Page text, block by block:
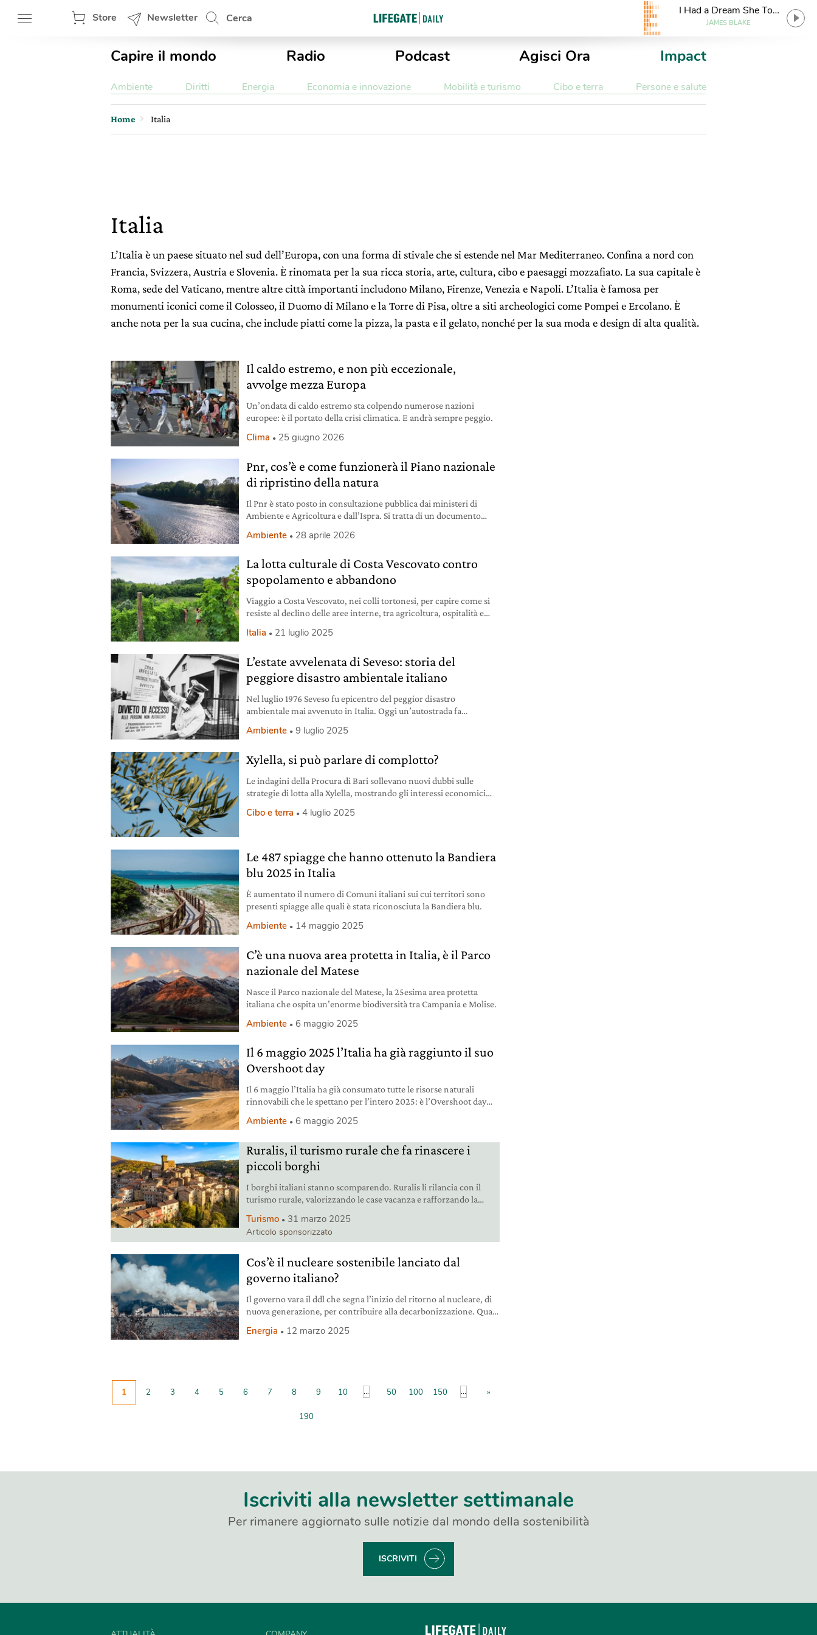
Store Newsletter Cerca
I Had a Dream She Took
My Hand
JAMES BLAKE
Capire il mondo Radio Podcast Agisci Ora Impact
Ambiente Diritti Energia Economia e innovazione Mobilità e turismo Cibo e terra Persone e salute
Home Italia
Italia
L’Italia è un paese situato nel sud dell’Europa, con una forma di stivale che si estende nel Mar Mediterraneo. Confina a nord con
Francia, Svizzera, Austria e Slovenia. È rinomata per la sua ricca storia, arte, cultura, cibo e paesaggi mozzafiato. La sua capitale è
Roma, sede del Vaticano, mentre altre città importanti includono Milano, Firenze, Venezia e Napoli. L’Italia è famosa per
monumenti iconici come il Colosseo, il Duomo di Milano e la Torre di Pisa, oltre a siti archeologici come Pompei e Ercolano. È
anche nota per la sua cucina, che include piatti come la pizza, la pasta e il gelato, nonché per la sua moda e design di alta qualità.
Il caldo estremo, e non più eccezionale,
avvolge mezza Europa
Un’ondata di caldo estremo sta colpendo numerose nazioni
europee: è il portato della crisi climatica. E andrà sempre peggio.
Clima 25 giugno 2026
Pnr, cos’è e come funzionerà il Piano nazionale
di ripristino della natura
Il Pnr è stato posto in consultazione pubblica dai ministeri di
Ambiente e Agricoltura e dall’Ispra. Si tratta di un documento
Ambiente 28 aprile 2026
La lotta culturale di Costa Vescovato contro
spopolamento e abbandono
Viaggio a Costa Vescovato, nei colli tortonesi, per capire come si
resiste al declino delle aree interne, tra agricoltura, ospitalità e
Italia 21 luglio 2025
L’estate avvelenata di Seveso: storia del
peggiore disastro ambientale italiano
Nel luglio 1976 Seveso fu epicentro del peggior disastro
ambientale mai avvenuto in Italia. Oggi un’autostrada fa
Ambiente 9 luglio 2025
Xylella, si può parlare di complotto?
Le indagini della Procura di Bari sollevano nuovi dubbi sulle
strategie di lotta alla Xylella, mostrando gli interessi economici
Cibo e terra 4 luglio 2025
Le 487 spiagge che hanno ottenuto la Bandiera
blu 2025 in Italia
È aumentato il numero di Comuni italiani sui cui territori sono
presenti spiagge alle quali è stata riconosciuta la Bandiera blu.
Ambiente 14 maggio 2025
C’è una nuova area protetta in Italia, è il Parco
nazionale del Matese
Nasce il Parco nazionale del Matese, la 25esima area protetta
italiana che ospita un’enorme biodiversità tra Campania e Molise.
Ambiente 6 maggio 2025
Il 6 maggio 2025 l’Italia ha già raggiunto il suo
Overshoot day
Il 6 maggio l’Italia ha già consumato tutte le risorse naturali
rinnovabili che le spettano per l’intero 2025: è l’Overshoot day
Ambiente 6 maggio 2025
Ruralis, il turismo rurale che fa rinascere i
piccoli borghi
I borghi italiani stanno scomparendo. Ruralis li rilancia con il
turismo rurale, valorizzando le case vacanza e rafforzando la
Turismo 31 marzo 2025
Articolo sponsorizzato
Cos’è il nucleare sostenibile lanciato dal
governo italiano?
Il governo vara il ddl che segna l’inizio del ritorno al nucleare, di
nuova generazione, per contribuire alla decarbonizzazione. Quali
Energia 12 marzo 2025
1 2 3 4 5 6 7 8 9 10 ... 50 100 150 ... »
190
Iscriviti alla newsletter settimanale
Per rimanere aggiornato sulle notizie dal mondo della sostenibilità
ISCRIVITI